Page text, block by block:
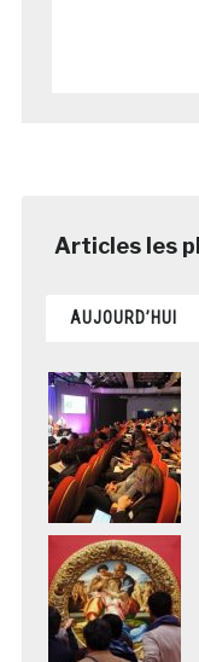
AUJOURD’HUI